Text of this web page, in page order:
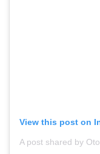
View this post on